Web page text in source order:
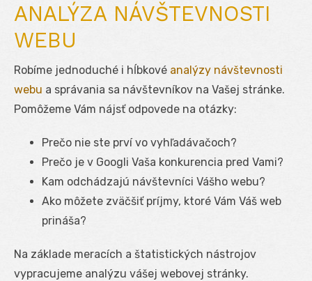
ANALÝZA NÁVŠTEVNOSTI
WEBU
Robíme jednoduché i hĺbkové analýzy návštevnosti
webu a správania sa návštevníkov na Vašej stránke.
Pomôžeme Vám nájsť odpovede na otázky:
Prečo nie ste prví vo vyhľadávačoch?
Prečo je v Googli Vaša konkurencia pred Vami?
Kam odchádzajú návštevníci Vášho webu?
Ako môžete zväčšiť príjmy, ktoré Vám Váš web
prináša?
Na základe meracích a štatistických nástrojov
vypracujeme analýzu vášej webovej stránky.